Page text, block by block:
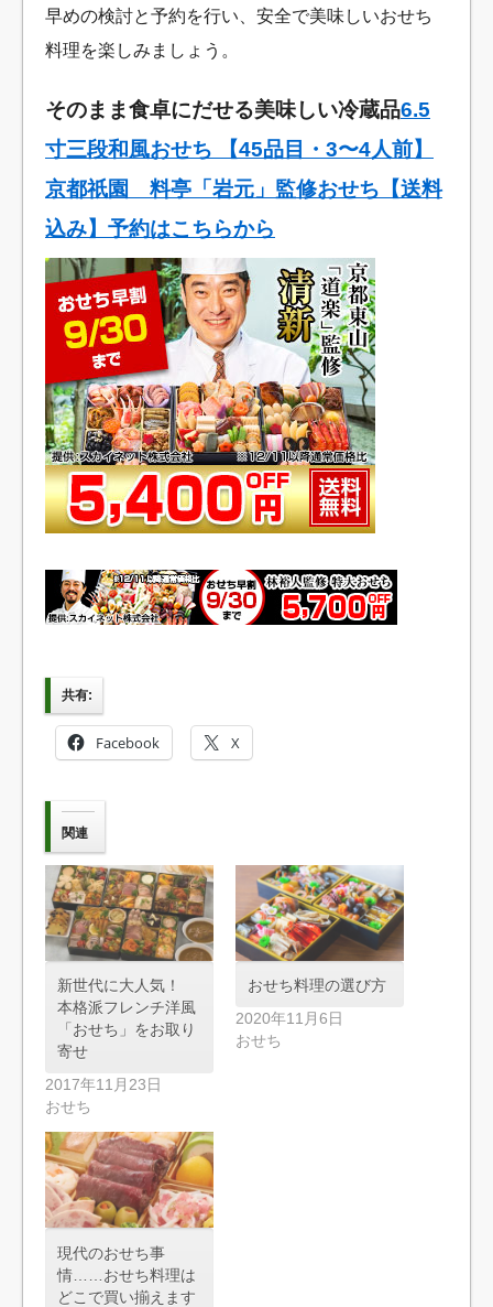
早めの検討と予約を行い、安全で美味しいおせち
料理を楽しみましょう。
そのまま食卓にだせる美味しい冷蔵品6.5
寸三段和風おせち 【45品目・3〜4人前】
京都祇園 料亭「岩元」監修おせち【送料
込み】予約はこちらから
共有:
Facebook X
関連
新世代に大人気！
本格派フレンチ洋風
「おせち」をお取り
寄せ
2017年11月23日
おせち
おせち料理の選び方
2020年11月6日
おせち
現代のおせち事
情……おせち料理は
どこで買い揃えます